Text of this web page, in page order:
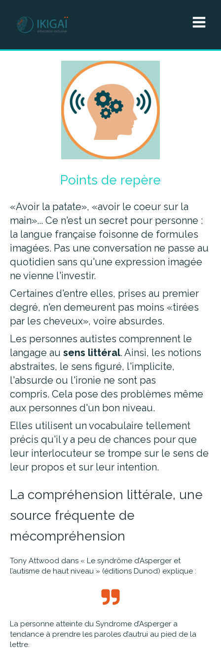
Points de repère
«Avoir la patate», «avoir le coeur sur la
main»... Ce n'est un secret pour personne :
la langue française foisonne de formules
imagées. Pas une conversation ne passe au
quotidien sans qu'une expression imagée
ne vienne l'investir.
Certaines d'entre elles, prises au premier
degré, n'en demeurent pas moins «tirées
par les cheveux», voire absurdes.
Les personnes autistes comprennent le
langage au sens littéral. Ainsi, les notions
abstraites, le sens figuré, l'implicite,
l'absurde ou l'ironie ne sont pas
compris. Cela pose des problèmes même
aux personnes d'un bon niveau.
Elles utilisent un vocabulaire tellement
précis qu'il y a peu de chances pour que
leur interlocuteur se trompe sur le sens de
leur propos et sur leur intention.
La compréhension littérale, une
source fréquente de
mécompréhension
Tony Attwood dans « Le syndrôme d’Asperger et
l’autisme de haut niveau » (éditions Dunod) explique :
La personne atteinte du Syndrome d’Asperger a
tendance à prendre les paroles d’autrui au pied de la
lettre.